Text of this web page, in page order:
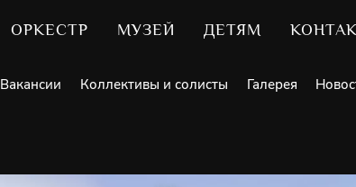
ОРКЕСТР МУЗЕЙ ДЕТЯМ
Вакансии Коллективы и солисты Галерея